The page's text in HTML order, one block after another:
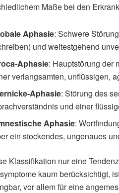
Maße bei den
Aphasie: Schwere
und weitestgehend
Aphasie: Hauptstörung der
verlangsamten, unflüssigen,
Aphasie: Störung des
und einer
Aphasie:
ein stockendes, ungenaues
Klassifikation nur eine
kaum berücksichtigt,
vor allem für eine